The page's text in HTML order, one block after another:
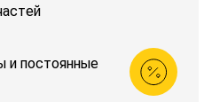
и постоянные